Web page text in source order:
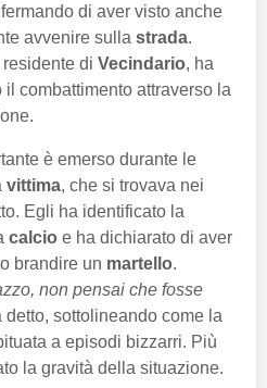
di aver visto anche
avvenire sulla strada.
di Vecindario, ha
combattimento attraverso la
è emerso durante le
vittima, che si trovava nei
Egli ha identificato la
calcio e ha dichiarato di aver
brandire un martello.
non pensai che fosse
detto, sottolineando come la
a episodi bizzarri. Più
la gravità della situazione.